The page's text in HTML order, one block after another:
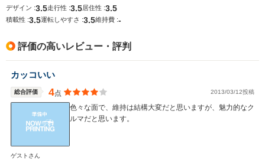
サイズ
(全長x全幅x全高)
WLTCモード
燃費
-m
-m
デザイン :3.5走行性 :3.5 居住性 :3.5
積載性 :3.5運転しやすさ :3.5維持費 :-
評価の高いレビュー・評判
カッコいい
総合評価 4点 2013/03/12投稿
色々な面で、維持は結構大変だと思いますが、魅力的なク
ルマだと思います。
ゲストさん